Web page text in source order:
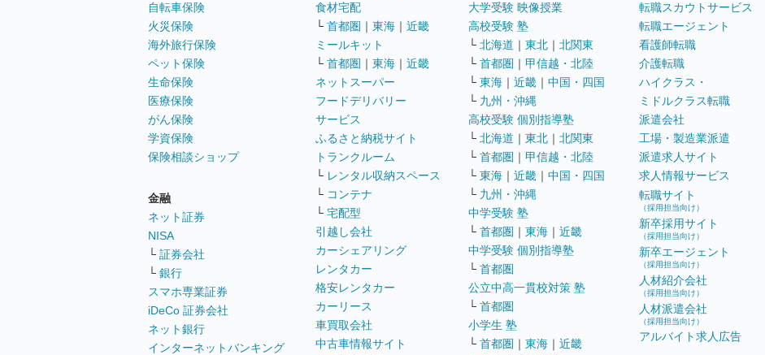
自転車保険
火災保険
海外旅行保険
ペット保険
生命保険
医療保険
がん保険
学資保険
保険相談ショップ
金融
ネット証券
NISA
└ 証券会社
└ 銀行
スマホ専業証券
iDeCo 証券会社
ネット銀行
インターネットバンキング
食材宅配
└ 首都圏 ｜ 東海 ｜ 近畿
ミールキット
└ 首都圏 ｜ 東海 ｜ 近畿
ネットスーパー
フードデリバリー
サービス
ふるさと納税サイト
トランクルーム
└ レンタル収納スペース
└ コンテナ
└ 宅配型
引越し会社
カーシェアリング
レンタカー
格安レンタカー
カーリース
車買取会社
中古車情報サイト
大学受験 映像授業
高校受験 塾
└ 北海道 ｜ 東北 ｜ 北関東
└ 首都圏 ｜ 甲信越・北陸
└ 東海 ｜ 近畿 ｜ 中国・四国
└ 九州・沖縄
高校受験 個別指導塾
└ 北海道 ｜ 東北 ｜ 北関東
└ 首都圏 ｜ 甲信越・北陸
└ 東海 ｜ 近畿 ｜ 中国・四国
└ 九州・沖縄
中学受験 塾
└ 首都圏 ｜ 東海 ｜ 近畿
中学受験 個別指導塾
└ 首都圏
公立中高一貫校対策 塾
└ 首都圏
小学生 塾
└ 首都圏 ｜ 東海 ｜ 近畿
転職スカウトサービス
転職エージェント
看護師転職
介護転職
ハイクラス・
ミドルクラス転職
派遣会社
工場・製造業派遣
派遣求人サイト
求人情報サービス
転職サイト
（採用担当向け）
新卒採用サイト
（採用担当向け）
新卒エージェント
（採用担当向け）
人材紹介会社
（採用担当向け）
人材派遣会社
（採用担当向け）
アルバイト求人広告